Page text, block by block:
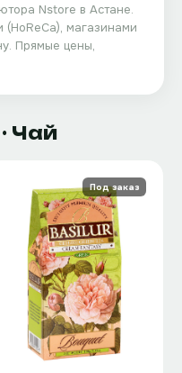
Nstore в Астане.
магазинами
Прямые цены,
· Чай
Под заказ